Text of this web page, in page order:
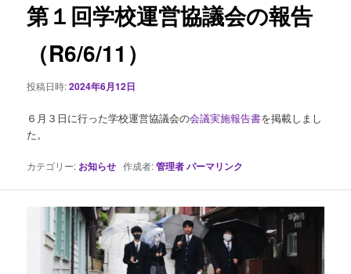
ン
ツ
へ
移
ビ
ゲ
第１回学校運営協議会の報告
（R6/6/11）
投稿日時:2024年6月12日
６月３日に行った学校運営協議会の会議実施報告書を掲載しまし
た。
カテゴリー: お知らせ 作成者:管理者パーマリンク